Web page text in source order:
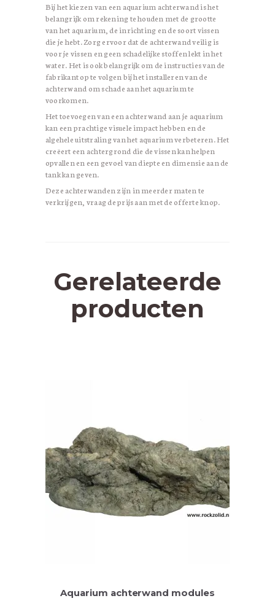
Bij het kiezen van een aquarium achterwand is het
belangrijk om rekening te houden met de grootte
van het aquarium, de inrichting en de soort vissen
die je hebt. Zorg ervoor dat de achterwand veilig is
voor je vissen en geen schadelijke stoffen lekt in het
water. Het is ook belangrijk om de instructies van de
fabrikant op te volgen bij het installeren van de
achterwand om schade aan het aquarium te
voorkomen.
Het toevoegen van een achterwand aan je aquarium
kan een prachtige visuele impact hebben en de
algehele uitstraling van het aquarium verbeteren. Het
creëert een achtergrond die de vissen kan helpen
opvallen en een gevoel van diepte en dimensie aan de
tank kan geven.
Deze achterwanden zijn in meerder maten te
verkrijgen, vraag de prijs aan met de offerte knop.
Gerelateerde
producten
Aquarium achterwand modules